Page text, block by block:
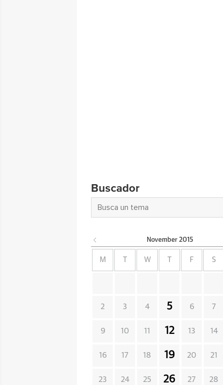
Buscador
November 2015
M W F S
2 3 4 5 6 7
9 10 11 12 13 14
16 17 18 19 20 21
23 24 25 26 27 28